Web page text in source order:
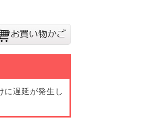
に遅延が発生し